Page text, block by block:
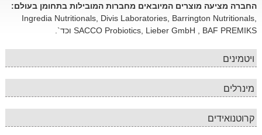
החברה מציעה מוצרים המיובאים מחברות המובילות בתחומן בעולם:
Ingredia Nutritionals, Divis Laboratories, Barrington Nutritionals,
SACCO Probiotics, Lieber GmbH , BAF PREMIKS וכד`.
ויטמינים
מינרלים
קרוטנואידים